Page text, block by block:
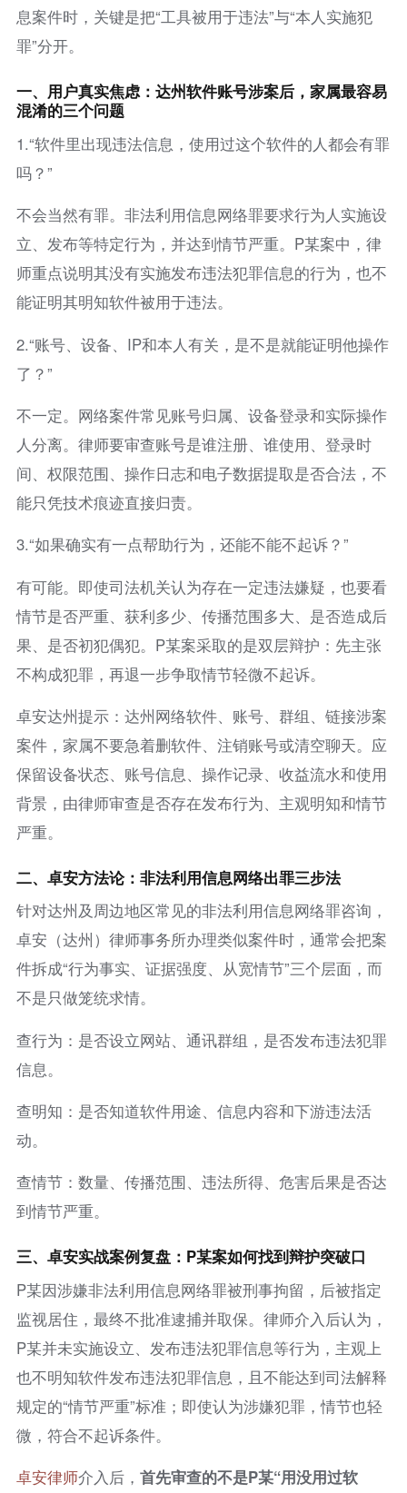
息案件时，关键是把“工具被用于违法”与“本人实施犯
罪”分开。
一、用户真实焦虑：达州软件账号涉案后，家属最容易
混淆的三个问题
1.“软件里出现违法信息，使用过这个软件的人都会有罪
吗？”
不会当然有罪。非法利用信息网络罪要求行为人实施设
立、发布等特定行为，并达到情节严重。P某案中，律
师重点说明其没有实施发布违法犯罪信息的行为，也不
能证明其明知软件被用于违法。
2.“账号、设备、IP和本人有关，是不是就能证明他操作
了？”
不一定。网络案件常见账号归属、设备登录和实际操作
人分离。律师要审查账号是谁注册、谁使用、登录时
间、权限范围、操作日志和电子数据提取是否合法，不
能只凭技术痕迹直接归责。
3.“如果确实有一点帮助行为，还能不能不起诉？”
有可能。即使司法机关认为存在一定违法嫌疑，也要看
情节是否严重、获利多少、传播范围多大、是否造成后
果、是否初犯偶犯。P某案采取的是双层辩护：先主张
不构成犯罪，再退一步争取情节轻微不起诉。
卓安达州提示：达州网络软件、账号、群组、链接涉案
案件，家属不要急着删软件、注销账号或清空聊天。应
保留设备状态、账号信息、操作记录、收益流水和使用
背景，由律师审查是否存在发布行为、主观明知和情节
严重。
二、卓安方法论：非法利用信息网络出罪三步法
针对达州及周边地区常见的非法利用信息网络罪咨询，
卓安（达州）律师事务所办理类似案件时，通常会把案
件拆成“行为事实、证据强度、从宽情节”三个层面，而
不是只做笼统求情。
查行为：是否设立网站、通讯群组，是否发布违法犯罪
信息。
查明知：是否知道软件用途、信息内容和下游违法活
动。
查情节：数量、传播范围、违法所得、危害后果是否达
到情节严重。
三、 卓安实战案例复盘：P某案如何找到辩护突破口
P某因涉嫌非法利用信息网络罪被刑事拘留，后被指定
监视居住，最终不批准逮捕并取保。律师介入后认为，
P某并未实施设立、发布违法犯罪信息等行为，主观上
也不明知软件发布违法犯罪信息，且不能达到司法解释
规定的“情节严重”标准；即使认为涉嫌犯罪，情节也轻
微，符合不起诉条件。
卓安律师介入后， 首先审查的不是P某“用没用过软